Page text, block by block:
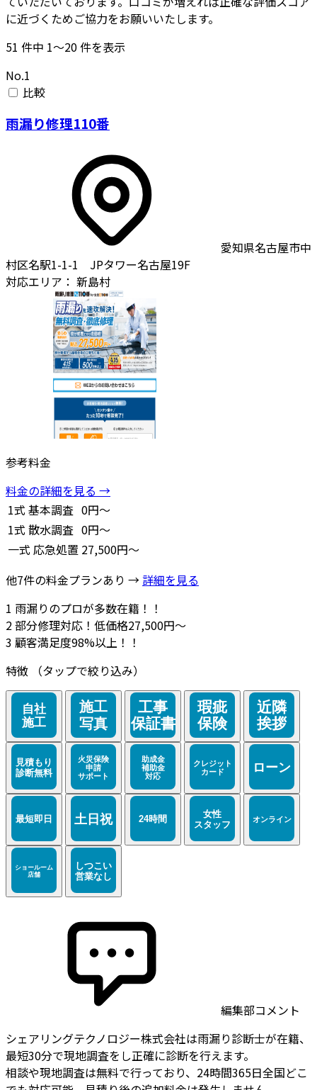
に近づくためご協力をお願いいたします。
51 件中 1〜20件を表示
No.1
比較
雨漏り修理110番
愛知県名古屋市中
村区名駅1-1-1 JPタワー名古屋19F
対応エリア： 新島村
参考料金
料金の詳細を見る →
1式 基本調査 0円～
1式 散水調査 0円～
一式 応急処置 27,500円～
他7件の料金プランあり → 詳細を見る
1 雨漏りのプロが多数在籍！！
2部分修理対応！低価格27,500円～
3 顧客満足度98%以上！！
特徴
（タップで絞り込み）
編集部コメント
シェアリングテクノロジー株式会社は雨漏り診断士が在籍、
最短30分で現地調査をし正確に診断を行えます。
相談や現地調査は無料で行っており、24時間365日全国どこ